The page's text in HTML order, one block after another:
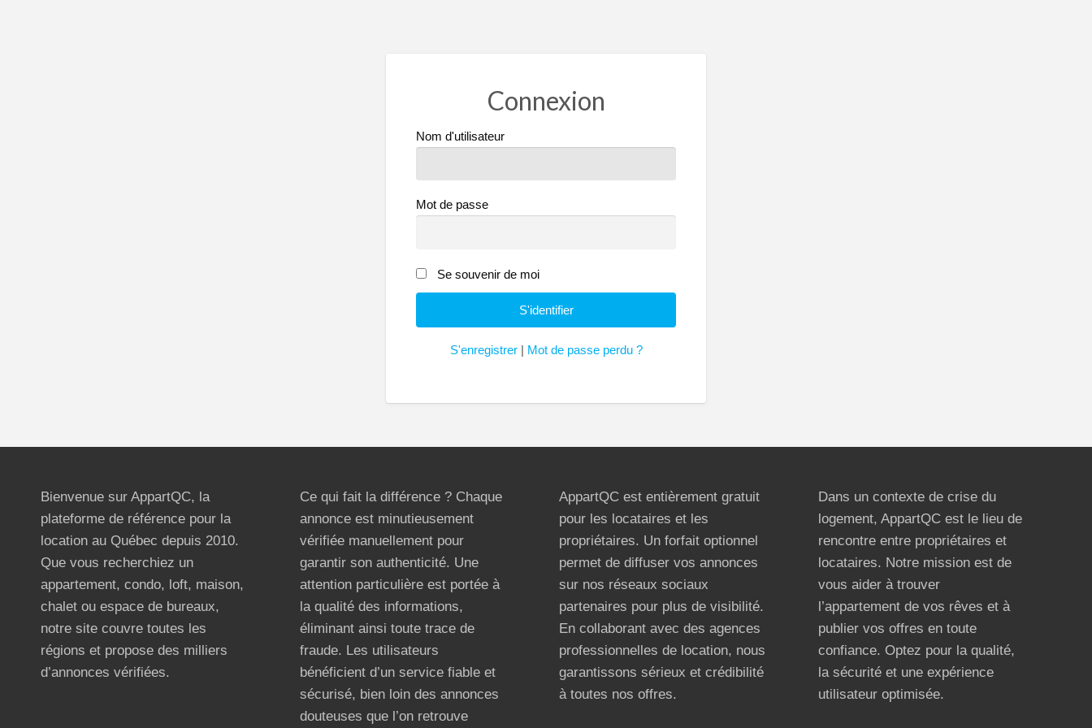
Connexion
Nom d'utilisateur
Mot de passe
Se souvenir de moi
S'enregistrer| Mot de passe perdu ?
Bienvenue sur AppartQC, la
plateforme de référence pour la
location au Québec depuis 2010.
Que vous recherchiez un
appartement, condo, loft, maison,
chalet ou espace de bureaux,
notre site couvre toutes les
régions et propose des milliers
d’annonces vérifiées.
Ce qui fait la différence ? Chaque
annonce est minutieusement
vérifiée manuellement pour
garantir son authenticité. Une
attention particulière est portée à
la qualité des informations,
éliminant ainsi toute trace de
fraude. Les utilisateurs
bénéficient d’un service fiable et
sécurisé, bien loin des annonces
douteuses que l’on retrouve
AppartQC est entièrement gratuit
pour les locataires et les
propriétaires. Un forfait optionnel
permet de diffuser vos annonces
sur nos réseaux sociaux
partenaires pour plus de visibilité.
En collaborant avec des agences
professionnelles de location, nous
garantissons sérieux et crédibilité
à toutes nos offres.
Dans un contexte de crise du
logement, AppartQC est le lieu de
rencontre entre propriétaires et
locataires. Notre mission est de
vous aider à trouver
l’appartement de vos rêves et à
publier vos offres en toute
confiance. Optez pour la qualité,
la sécurité et une expérience
utilisateur optimisée.